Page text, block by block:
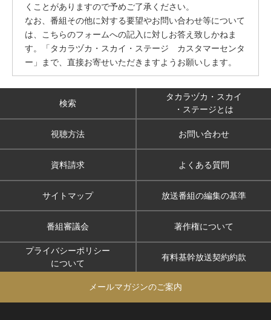
くことがありますので予めご了承ください。
なお、番組その他に対する要望やお問い合わせ等について
は、こちらのフォームへの記入に対しお答え致しかねま
す。「タカラヅカ・スカイ・ステージ カスタマーセンタ
ー」まで、直接お寄せいただきますようお願いします。
検索
タカラヅカ・スカイ
・ステージとは
視聴方法 お問い合わせ
資料請求 よくある質問
サイトマップ 放送番組の編集の基準
番組審議会 著作権について
プライバシーポリシー
について
有料基幹放送契約約款
メールマガジンのご案内